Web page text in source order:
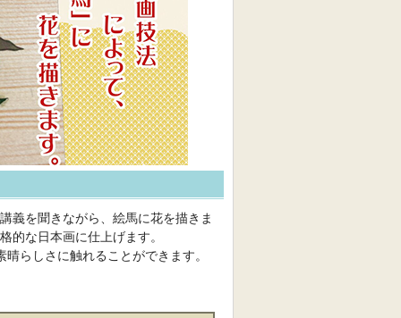
を聞きながら、絵馬に花を描きま
的な日本画に仕上げます。
らしさに触れることができます。